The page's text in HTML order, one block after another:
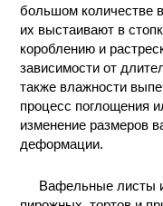
большом количестве
их выстаивают в
короблению и
зависимости от
также влажности
процесс поглощения
изменение размеров
деформации.
Вафельные листы